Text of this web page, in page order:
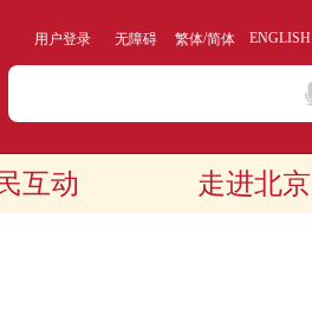
用户登录 无障碍 繁体/简体 ENGLISH
互动 走进北京